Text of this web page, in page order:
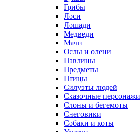
Грибы
Лоси
Лошади
Медведи
Мячи
Ослы и олени
Павлины
Предметы
Птицы
Силуэты людей
Сказочные персонажи
Слоны и бегемоты
Снеговики
Собаки и коты